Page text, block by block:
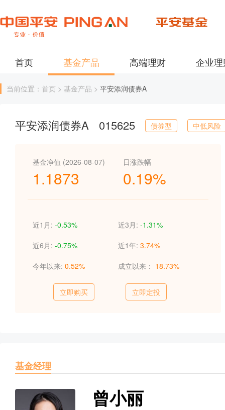
首页 基金产品 高端理财 企业
当前位置：首页 > 基金产品 > 平安添润债券A
平安添润债券A 015625 债券型 中低风险
基金净值 (2026-08-07)
1.1873
日涨跌幅
0.19%
近1月: -0.53% 近3月: -1.31%
近6月: -0.75% 近1年: 3.74%
今年以来: 0.52% 成立以来： 18.73%
立即购买 立即定投
基金经理
曾小丽